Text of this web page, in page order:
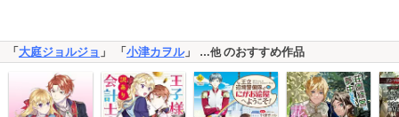
「 大庭ジョルジョ 」 「 小津カヲル」 …他のおすすめ作品